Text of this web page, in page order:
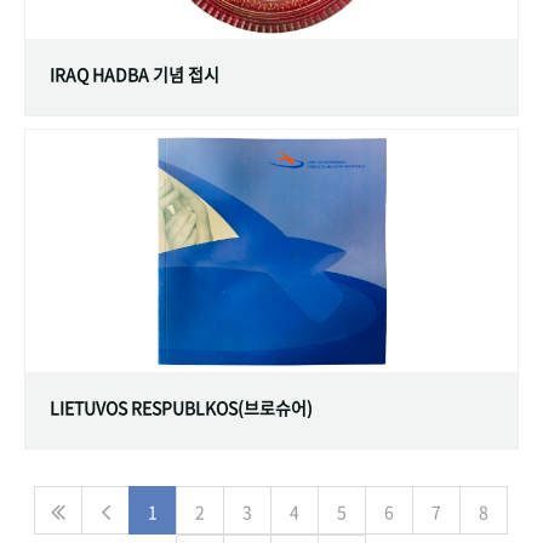
IRAQ HADBA 기념 접시
LIETUVOS RESPUBLKOS(브로슈어)
1 2 3 4 5 6 7 8